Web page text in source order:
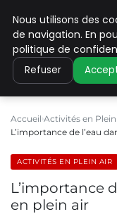
PILAT
Accueil Activités en
L’importance de l’eau
ACTIVITÉS EN PLEIN AIR
L’importance
en plein air
Nous utilisons des
de navigation. En
politique de
Refuser